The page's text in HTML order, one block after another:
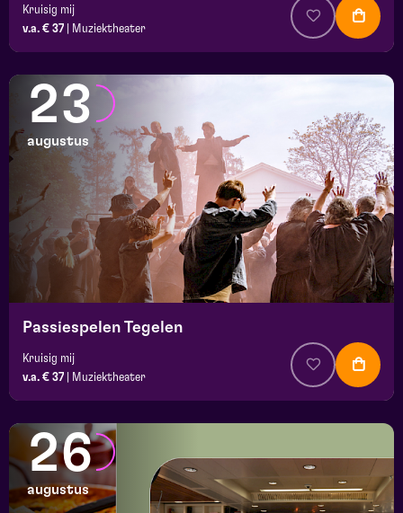
Kruisig mij
v.a. € 37
Muziektheater
23
augustus
Passiespelen Tegelen
Kruisig mij
v.a. € 37
Muziektheater
26
augustus